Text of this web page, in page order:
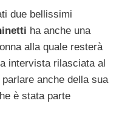
due bellissimi
ha anche una
alla quale resterà
intervista rilasciata al
anche della sua
è stata parte